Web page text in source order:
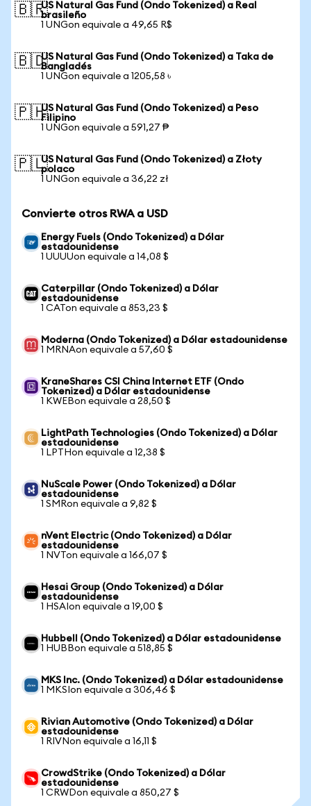
🇧🇷US Natural Gas Fund (Ondo Tokenized) a Real
brasileño
1 UNGon equivale a 49,65 R$
🇧🇩US Natural Gas Fund (Ondo Tokenized) a Taka de
Bangladés
1 UNGon equivale a 1205,58 ৳
🇵🇭US Natural Gas Fund (Ondo Tokenized) a Peso
Filipino
1 UNGon equivale a 591,27 ₱
🇵🇱US Natural Gas Fund (Ondo Tokenized) a Złoty
polaco
1 UNGon equivale a 36,22 zł
Convierte otros RWA a USD
Energy Fuels (Ondo Tokenized) a Dólar
estadounidense
1 UUUUon equivale a 14,08 $
Caterpillar (Ondo Tokenized) a Dólar
estadounidense
1 CATon equivale a 853,23 $
Moderna (Ondo Tokenized) a Dólar estadounidense
1 MRNAon equivale a 57,60 $
KraneShares CSI China Internet ETF (Ondo
Tokenized) a Dólar estadounidense
1 KWEBon equivale a 28,50 $
LightPath Technologies (Ondo Tokenized) a Dólar
estadounidense
1 LPTHon equivale a 12,38 $
NuScale Power (Ondo Tokenized) a Dólar
estadounidense
1 SMRon equivale a 9,82 $
nVent Electric (Ondo Tokenized) a Dólar
estadounidense
1 NVTon equivale a 166,07 $
Hesai Group (Ondo Tokenized) a Dólar
estadounidense
1 HSAIon equivale a 19,00 $
Hubbell (Ondo Tokenized) a Dólar estadounidense
1 HUBBon equivale a 518,85 $
MKS Inc. (Ondo Tokenized) a Dólar estadounidense
1 MKSIon equivale a 306,46 $
Rivian Automotive (Ondo Tokenized) a Dólar
estadounidense
1 RIVNon equivale a 16,11 $
CrowdStrike (Ondo Tokenized) a Dólar
estadounidense
1 CRWDon equivale a 850,27 $